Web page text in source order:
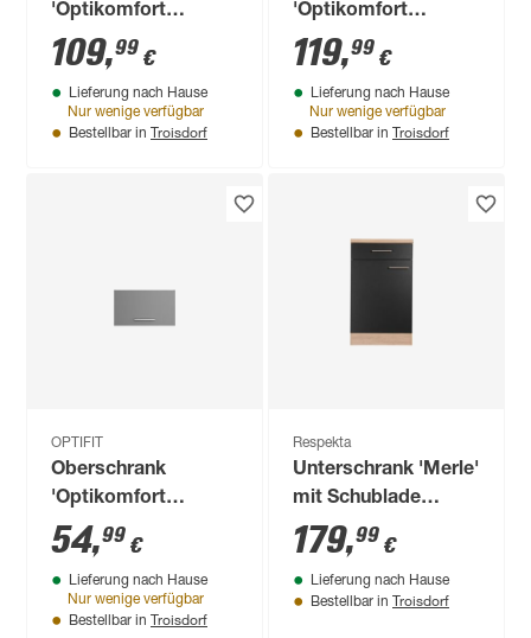
'Optikomfort
Rurik986' weiß 40 x
87 x 58,4 cm
109,99 €
Lieferung nach Hause
Nur wenige verfügbar
Bestellbar in Troisdorf
'Optikomfort
Jonte984'
anthrazit/eichefarben
100 x 87 x 58,4 cm
119,99 €
Lieferung nach Hause
Nur wenige verfügbar
Bestellbar in Troisdorf
OPTIFIT
Oberschrank
'Optikomfort
Mats825' grau 60 x
35,2 x 34,9 cm
54,99 €
Lieferung nach Hause
Nur wenige verfügbar
Bestellbar in Troisdorf
Respekta
Unterschrank 'Merle'
mit Schublade
schwarz/eichefarben
50 x 84,8 x 60 cm
179,99 €
Lieferung nach Hause
Bestellbar in Troisdorf